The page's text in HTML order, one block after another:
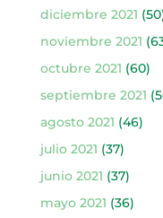
diciembre 2021
noviembre 2021
octubre 2021 (60)
septiembre 2021
agosto 2021 (46)
julio 2021 (37)
junio 2021 (37)
mayo 2021 (36)